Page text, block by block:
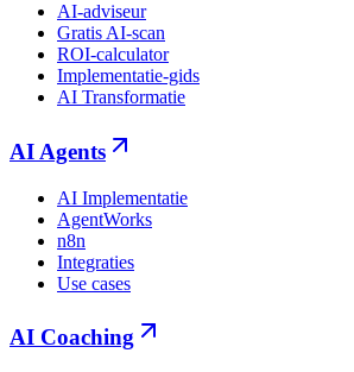
AI-adviseur
Gratis AI-scan
ROI-calculator
Implementatie-gids
AI Transformatie
AI Agents
AI Implementatie
AgentWorks
n8n
Integraties
Use cases
AI Coaching